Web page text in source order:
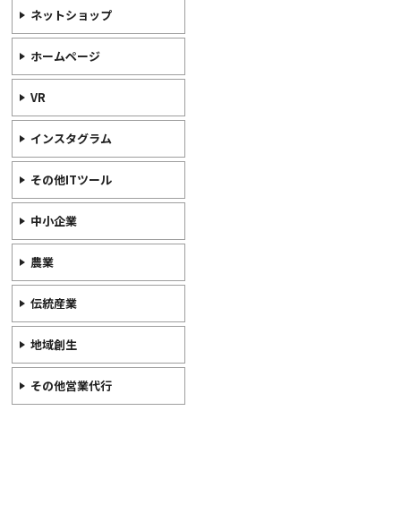
ネットショップ
ホームページ
VR
インスタグラム
その他ITツール
中小企業
農業
伝統産業
地域創生
その他営業代行